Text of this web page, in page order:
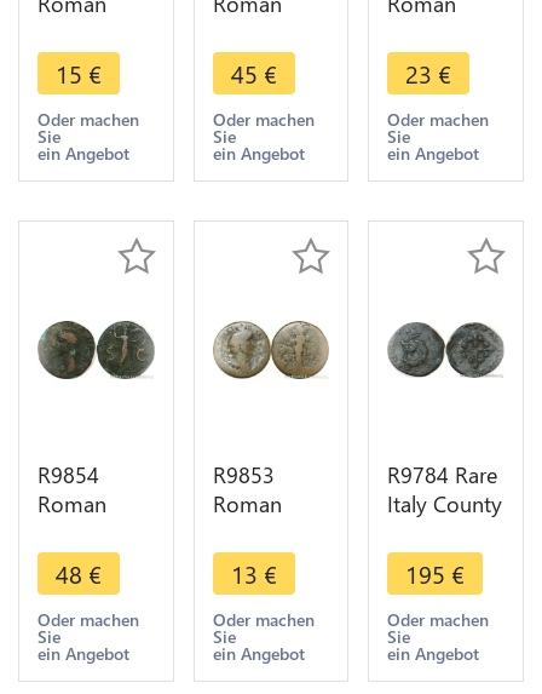
Maximus
Thrax 235
238 Rome
Cornucopia
-> Make
15 €
Oder machen
Sie
ein Angebot
Claude II Le
Gothique
268 269
Publica P
Milan
45 €
Oder machen
Sie
ein Angebot
Domitian
86 Rome
Fortvnae
Avgvsti ->
Make Offer
23 €
Oder machen
Sie
ein Angebot
R9854
Roman
Claudius 41
54 With
Shield ->
Make Offer
48 €
Oder machen
Sie
ein Angebot
R9853
Roman
Sestertius
Antoninus
Pius 138
161 ->
Make Offer
13 €
Oder machen
Sie
ein Angebot
R9784 Rare
Italy County
Liard au
dauphin
Tizzone
1583 ->
Make offer
195 €
Oder machen
Sie
ein Angebot